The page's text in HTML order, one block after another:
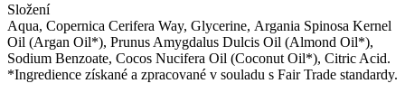
Složení
Aqua, Copernica Cerifera Way, Glycerine, Argania Spinosa Kernel
Oil (Argan Oil*), Prunus Amygdalus Dulcis Oil (Almond Oil*),
Sodium Benzoate, Cocos Nucifera Oil (Coconut Oil*), Citric Acid.
*Ingredience získané a zpracované v souladu s Fair Trade standardy.